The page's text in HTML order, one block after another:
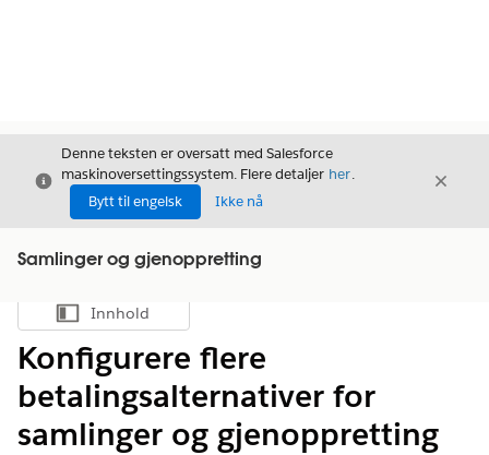
Avslutt
Denne teksten er oversatt med Salesforce
maskinoversettingssystem. Flere detaljer her.
Bytt til engelsk
Ikke nå
Avslutt
Samlinger og gjenoppretting
Vis innholdsfortegnelse
Innhold
Konfigurere flere
betalingsalternativer for
samlinger og gjenoppretting